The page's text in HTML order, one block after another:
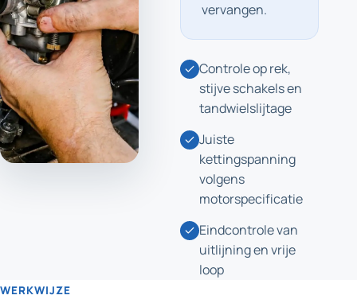
vervangen.
Controle op rek,
stijve schakels en
tandwielslijtage
Juiste
kettingspanning
volgens
motorspecificatie
Eindcontrole van
uitlijning en vrije
loop
WERKWIJZE